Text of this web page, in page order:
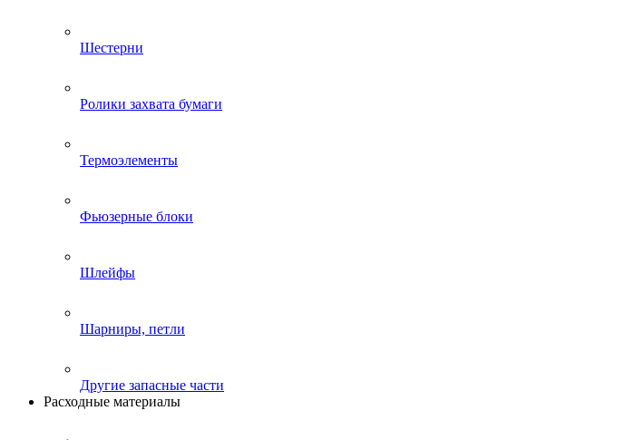
Шестерни
Ролики захвата бумаги
Термоэлементы
Фьюзерные блоки
Шлейфы
Шарниры, петли
Другие запасные части
Расходные материалы